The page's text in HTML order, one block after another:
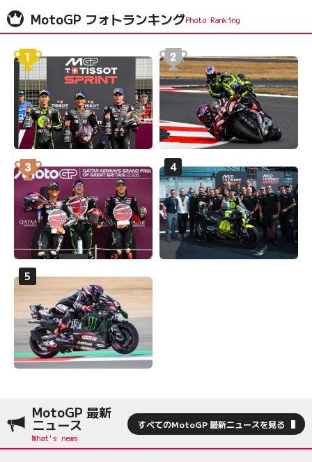
MotoGP フォトランキング
MotoGP 最新
ニュース すべてのMotoGP 最新ニュースを見る